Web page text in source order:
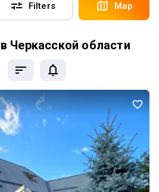
Filters Map
Черкасской области